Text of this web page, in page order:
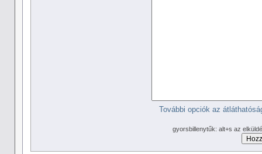
További opciók az
gyorsbillenytűk: alt+s az